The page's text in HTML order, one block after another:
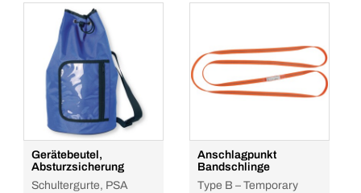
Gerätebeutel,
Absturzsicherung
Schultergurte, PSA
Anschlagpunkt
Bandschlinge
Type B – Temporary